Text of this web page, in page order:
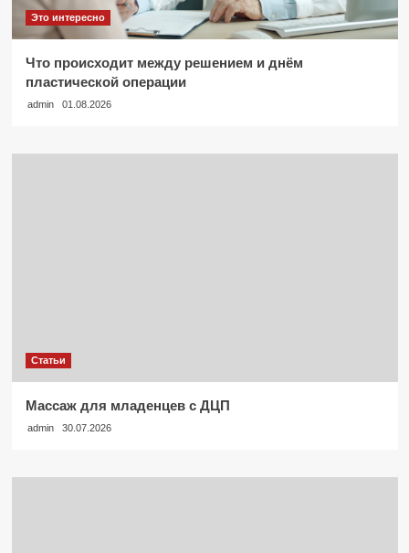
Это интересно
Что происходит между решением и днём
пластической операции
admin 01.08.2026
Статьи
Массаж для младенцев с ДЦП
admin 30.07.2026